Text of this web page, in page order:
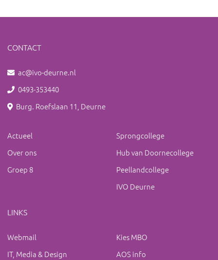
CONTACT
ac@ivo-deurne.nl
0493-353440
Burg. Roefslaan 11, Deurne
Actueel
Over ons
Groep 8
Sprongcollege
Hub van Doornecollege
Peellandcollege
IVO Deurne
LINKS
Webmail
IT, Media & Design
Kies MBO
AOS info